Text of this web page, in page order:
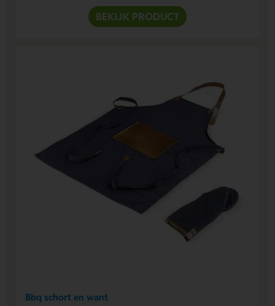
BEKIJK PRODUCT
Bbq schort en want